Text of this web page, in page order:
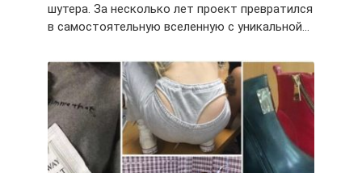
шутера. За несколько лет проект превратился
в самостоятельную вселенную с уникальной…